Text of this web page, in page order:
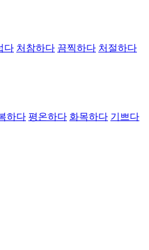
다 처참하다 끔찍하다 처절하다
하다 평온하다 화목하다 기쁘다